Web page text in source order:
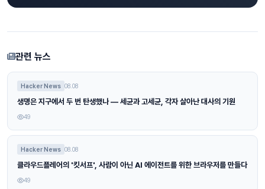
관련 뉴스
Hacker News 08.08
생명은 지구에서 두 번 탄생했나 — 세균과 고세균, 각자 살아난 대사의 기원
49
Hacker News 08.08
클라우드플레어의 '킷서프', 사람이 아닌 AI 에이전트를 위한 브라우저를 만들다
49